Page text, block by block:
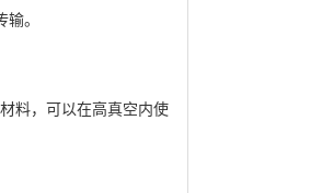
。
料，可以在高真空内使